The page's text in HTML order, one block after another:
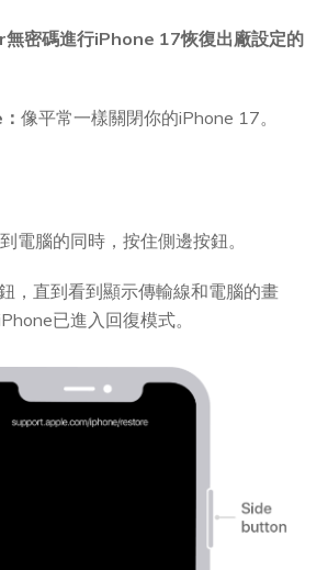
密碼進行iPhone 17恢復出廠設定的
像平常一樣關閉你的iPhone 17。
電腦的同時，按住側邊按鈕。
，直到看到顯示傳輸線和電腦的畫
已進入回復模式。